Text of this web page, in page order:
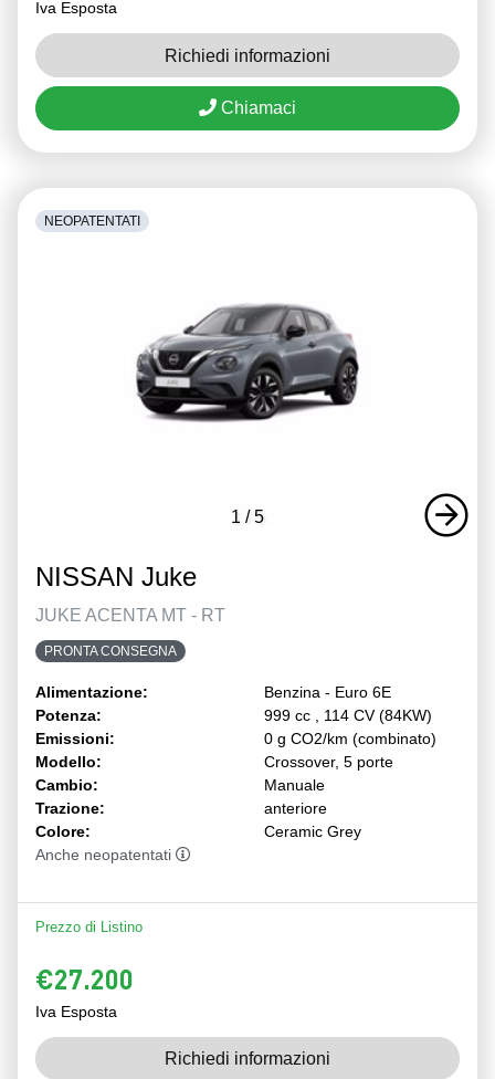
Iva Esposta
Richiedi informazioni
Chiamaci
1 /5
NEOPATENTATI
NISSAN Juke
JUKE ACENTA MT - RT
PRONTA CONSEGNA
Alimentazione:
Benzina - Euro 6E
Potenza:
999 cc , 114 CV (84KW)
Emissioni:
0 g CO2/km (combinato)
Modello:
Crossover, 5 porte
Cambio:
Manuale
Trazione:
anteriore
Colore:
Ceramic Grey
Anche neopatentati
Prezzo di Listino
€27.200
Iva Esposta
Richiedi informazioni